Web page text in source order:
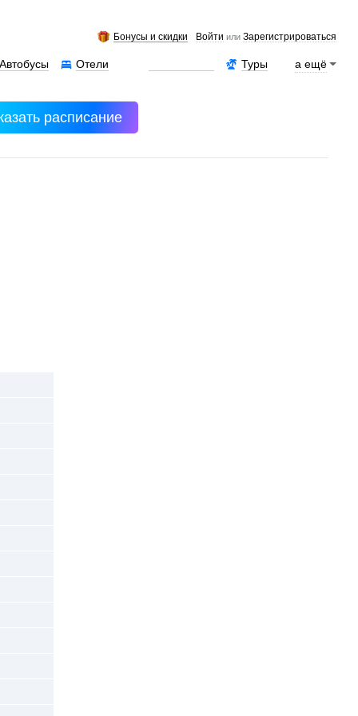
Бонусы и скидки Войти илиЗарегистрироваться
а ещё
Туры
Отели
Автобусы
расписание